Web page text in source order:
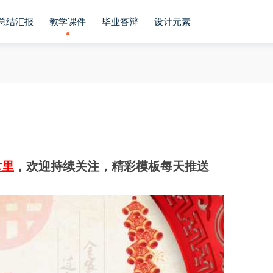
结汇报 教学课件 毕业答辩 设计元素
，欢迎持续关注，精彩模板每天推送